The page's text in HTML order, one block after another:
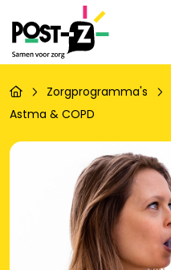
Zorgprogramma's
Astma & COPD